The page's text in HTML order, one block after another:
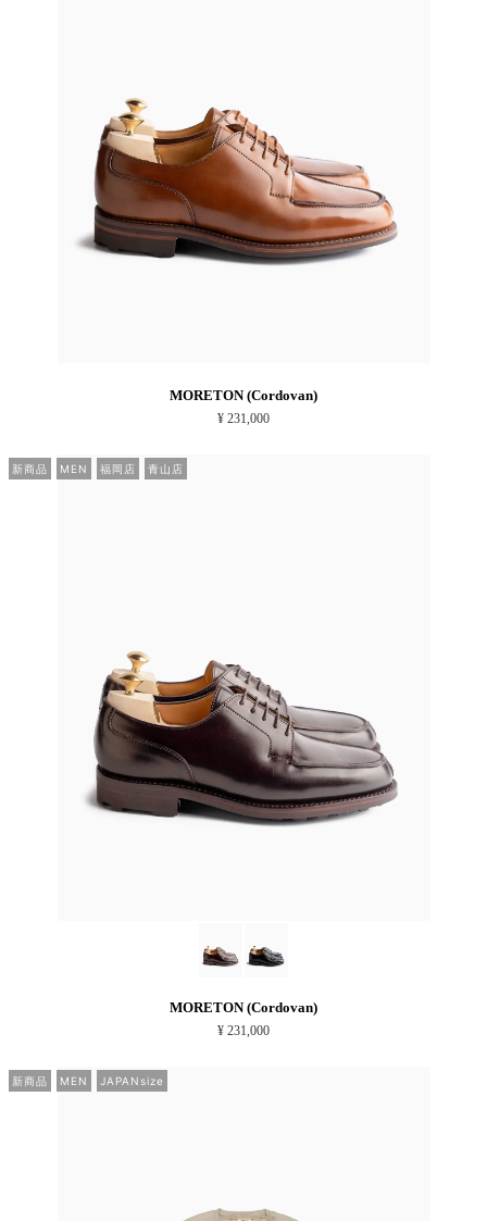
MORETON (Cordovan)
¥ 231,000
新商品 MEN 福岡店 青山店
MORETON (Cordovan)
¥ 231,000
新商品 MEN JAPANsize